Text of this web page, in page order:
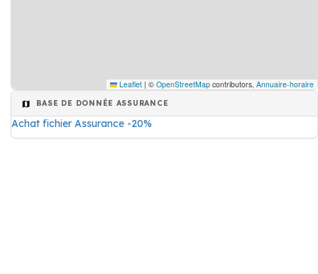
Leaflet | © OpenStreetMap contributors, Annuaire-horaire
BASE DE DONNÉE ASSURANCE
Achat fichier Assurance -20%